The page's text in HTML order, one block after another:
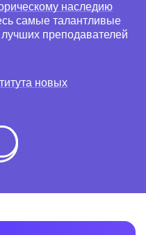
наследию
самые талантливые
преподавателей
новых